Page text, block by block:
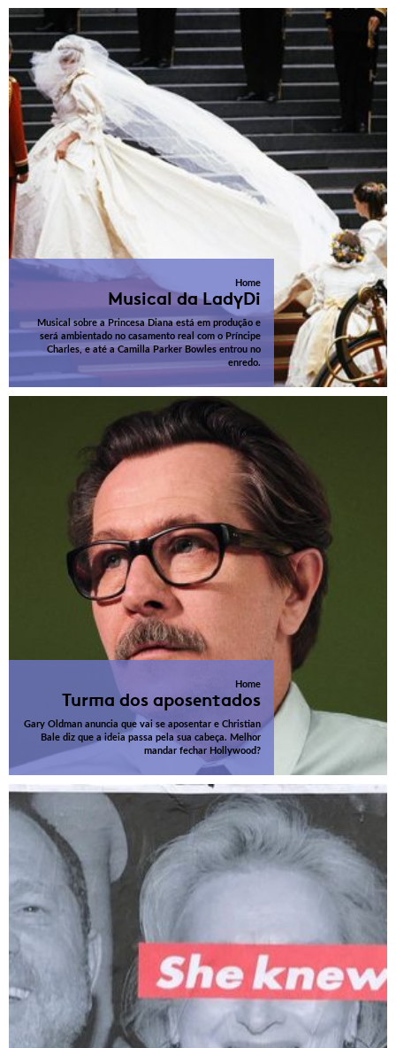
Home
Musical da LadyDi
Musical sobre a Princesa Diana está em produção e
será ambientado no casamento real com o Príncipe
Charles, e até a Camilla Parker Bowles entrou no
enredo.
Home
Turma dos aposentados
Gary Oldman anuncia que vai se aposentar e Christian
Bale diz que a ideia passa pela sua cabeça. Melhor
mandar fechar Hollywood?